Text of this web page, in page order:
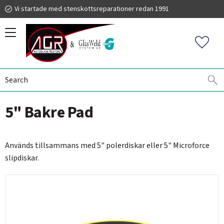
Vi startade med stenskottsreparationer redan 1991
SCRATCH REMOVAL
5" Bakre Pad
Används tillsammans med 5" polerdiskar eller 5" Microforce
slipdiskar.
019 225 220